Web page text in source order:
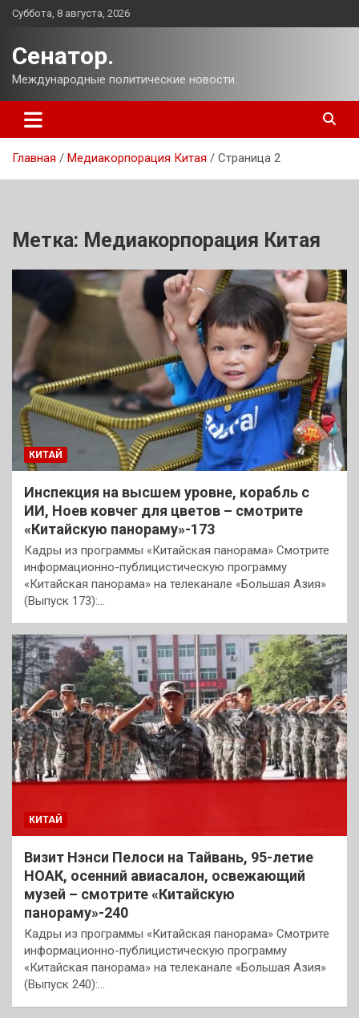
Перейти
Суббота, 8 августа, 2026
Сенатор.
Международные политические новости.
Главная Медиакорпорация Китая Страница 2
Метка: Медиакорпорация Китая
КИТАЙ
Инспекция на высшем уровне, корабль с
ИИ, Ноев ковчег для цветов – смотрите
«Китайскую панораму»-173
Кадры из программы «Китайская панорама» Смотрите
информационно-публицистическую программу
«Китайская панорама» на телеканале «Большая Азия»
(Выпуск 173):…
КИТАЙ
Визит Нэнси Пелоси на Тайвань, 95-летие
НОАК, осенний авиасалон, освежающий
музей – смотрите «Китайскую
панораму»-240
Кадры из программы «Китайская панорама» Смотрите
информационно-публицистическую программу
«Китайская панорама» на телеканале «Большая Азия»
(Выпуск 240):…